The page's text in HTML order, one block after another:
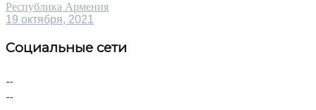
Республика Армения
19 октября, 2021
Социальные сети